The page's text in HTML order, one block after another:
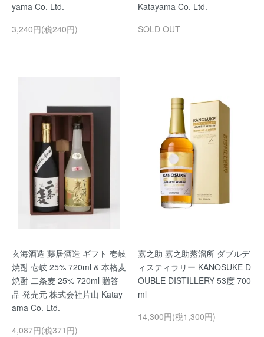
yama Co. Ltd.
3,240円(税240円)
Katayama Co. Ltd.
SOLD OUT
玄海酒造 藤居酒造 ギフト 壱岐
焼酎 壱岐 25% 720ml & 本格麦
焼酎 二条麦 25% 720ml 贈答
品 発売元 株式会社片山 Katay
ama Co. Ltd.
4,087円(税371円)
嘉之助 嘉之助蒸溜所 ダブルデ
ィスティラリー KANOSUKE D
OUBLE DISTILLERY 53度 700
ml
14,300円(税1,300円)